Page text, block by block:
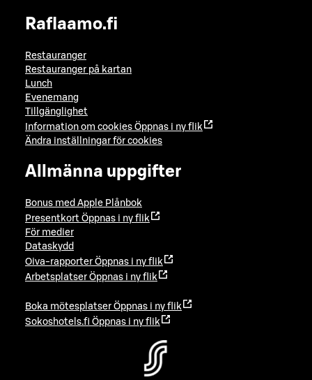
Raflaamo.fi
Restauranger
Restauranger på kartan
Lunch
Evenemang
Tillgänglighet
Information om cookies Öppnas i ny flik
Ändra inställningar för cookies
Allmänna uppgifter
Bonus med Apple Plånbok
Presentkort Öppnas i ny flik
För medier
Dataskydd
Oiva-rapporter Öppnas i ny flik
Arbetsplatser Öppnas i ny flik
Boka mötesplatser Öppnas i ny flik
Sokoshotels.fi Öppnas i ny flik